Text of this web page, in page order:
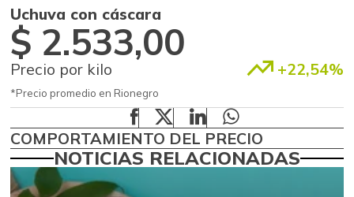
Uchuva con cáscara
$ 2.533,00
Precio por kilo +22,54%
*Precio promedio en Rionegro
COMPORTAMIENTO DEL PRECIO
NOTICIAS RELACIONADAS